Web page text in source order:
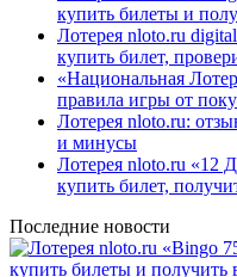
купить билеты и
Лотерея nloto.ru
купить билет,
«Национальная
правила игры от
Лотерея nloto.ru:
и минусы
Лотерея nloto.ru «12
купить билет,
Последние новости